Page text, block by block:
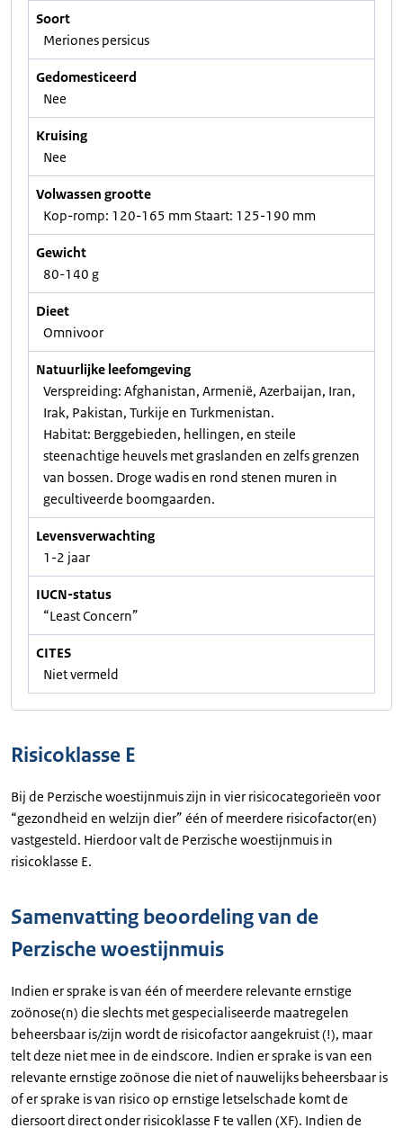
Soort
Meriones persicus
Gedomesticeerd
Nee
Kruising
Nee
Volwassen grootte
Kop-romp: 120-165 mm Staart: 125-190 mm
Gewicht
80-140 g
Dieet
Omnivoor
Natuurlijke leefomgeving
Verspreiding: Afghanistan, Armenië, Azerbaijan, Iran,
Irak, Pakistan, Turkije en Turkmenistan.
Habitat: Berggebieden, hellingen, en steile
steenachtige heuvels met graslanden en zelfs grenzen
van bossen. Droge wadis en rond stenen muren in
gecultiveerde boomgaarden.
Levensverwachting
1-2 jaar
IUCN-status
“Least Concern”
CITES
Niet vermeld
Risicoklasse E
Bij de Perzische woestijnmuis zijn in vier risicocategorieën voor
“gezondheid en welzijn dier” één of meerdere risicofactor(en)
vastgesteld. Hierdoor valt de Perzische woestijnmuis in
risicoklasse E.
Samenvatting beoordeling van de
Perzische woestijnmuis
Indien er sprake is van één of meerdere relevante ernstige
zoönose(n) die slechts met gespecialiseerde maatregelen
beheersbaar is/zijn wordt de risicofactor aangekruist (!), maar
telt deze niet mee in de eindscore. Indien er sprake is van een
relevante ernstige zoönose die niet of nauwelijks beheersbaar is
of er sprake is van risico op ernstige letselschade komt de
diersoort direct onder risicoklasse F te vallen (XF). Indien de